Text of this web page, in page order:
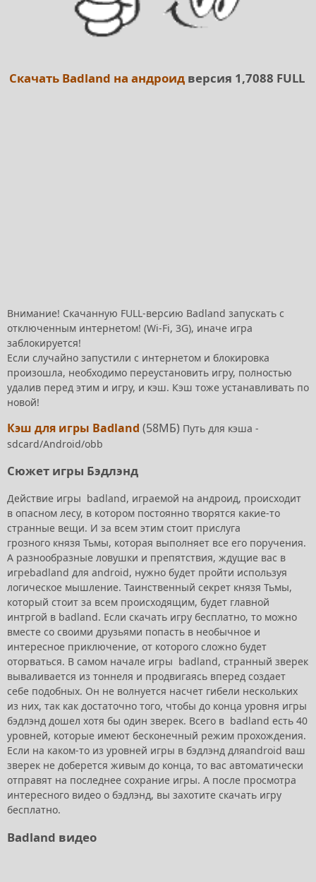
Скачать Badland на андроидверсия 1,7088 FULL
Внимание! Скачанную FULL-версию Badland запускать с
отключенным интернетом! (Wi-Fi, 3G), иначе игра
заблокируется!
Если случайно запустили с интернетом и блокировка
произошла, необходимо переустановить игру, полностью
удалив перед этим и игру, и кэш. Кэш тоже устанавливать по
новой!
Кэш для игры Badland (58МБ) Путь для кэша -
sdcard/Android/obb
Сюжет игры Бэдлэнд
Действие игры badland, играемой на андроид, происходит
в опасном лесу, в котором постоянно творятся какие-то
странные вещи. И за всем этим стоит прислуга
грозного князя Тьмы, которая выполняет все его поручения.
А разнообразные ловушки и препятствия, ждущие вас в
игреbadland для android, нужно будет пройти используя
логическое мышление. Таинственный секрет князя Тьмы,
который стоит за всем происходящим, будет главной
интргой в badland. Если скачать игру бесплатно, то можно
вместе со своими друзьями попасть в необычное и
интересное приключение, от которого сложно будет
оторваться. В самом начале игры badland, странный зверек
вываливается из тоннеля и продвигаясь вперед создает
себе подобных. Он не волнуется насчет гибели нескольких
из них, так как достаточно того, чтобы до конца уровня игры
бэдлэнд дошел хотя бы один зверек. Всего в badland есть 40
уровней, которые имеют бесконечный режим прохождения.
Если на каком-то из уровней игры в бэдлэнд дляandroid ваш
зверек не доберется живым до конца, то вас автоматически
отправят на последнее сохрание игры. А после просмотра
интересного видео о бэдлэнд, вы захотите скачать игру
бесплатно.
Badland видео